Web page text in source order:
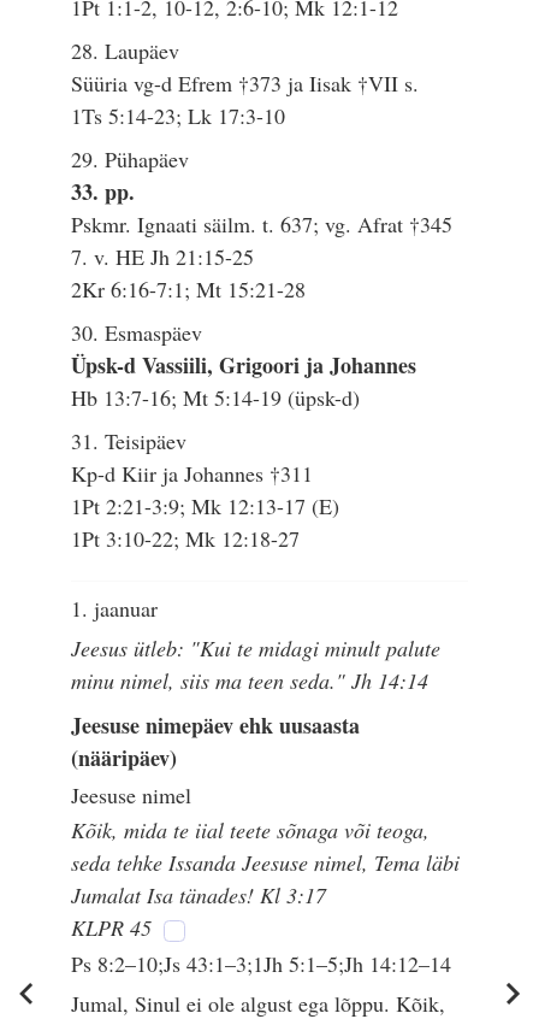
1Pt 1:1-2, 10-12, 2:6-10; Mk 12:1-12
28. Laupäev
Süüria vg-d Efrem †373 ja Iisak †VII s.
1Ts 5:14-23; Lk 17:3-10
29. Pühapäev
33. pp.
Pskmr. Ignaati säilm. t. 637; vg. Afrat †345
7. v. HE Jh 21:15-25
2Kr 6:16-7:1; Mt 15:21-28
30. Esmaspäev
Üpsk-d Vassiili, Grigoori ja Johannes
Hb 13:7-16; Mt 5:14-19 (üpsk-d)
31. Teisipäev
Kp-d Kiir ja Johannes †311
1Pt 2:21-3:9; Mk 12:13-17 (E)
1Pt 3:10-22; Mk 12:18-27
1. jaanuar
Jeesus ütleb: "Kui te midagi minult palute
minu nimel, siis ma teen seda." Jh 14:14
Jeesuse nimepäev ehk uusaasta
(nääripäev)
Jeesuse nimel
Kõik, mida te iial teete sõnaga või teoga,
seda tehke Issanda Jeesuse nimel, Tema läbi
Jumalat Isa tänades! Kl 3:17
KLPR 45
Ps 8:2–10;Js 43:1–3;1Jh 5:1–5;Jh 14:12–14
Jumal, Sinul ei ole algust ega lõppu. Kõik,